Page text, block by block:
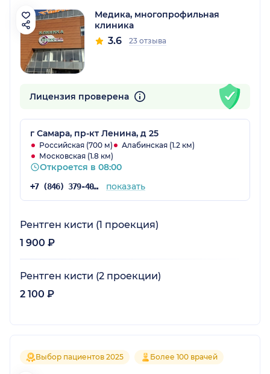
Медика, многопрофильная
клиника
3.6 23 отзыва
Лицензия проверена
г Самара, пр-кт Ленина, д 25
Российская (700 м)
Алабинская (1.2 км)
Московская (1.8 км)
Откроется в 08:00
+7 (846) 379-40-81 показать
Рентген кисти (1 проекция)
1 900 ₽
Рентген кисти (2 проекции)
2 100 ₽
Выбор пациентов 2025 Более 100 врачей